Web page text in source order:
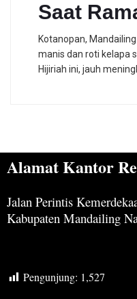
Saat
Kotanopan,
manis dan roti kelapa
Hijiriah ini, jauh
Alamat Kantor
Jalan Perintis
Kabupaten Mandailing
Pengunjung: 1,527